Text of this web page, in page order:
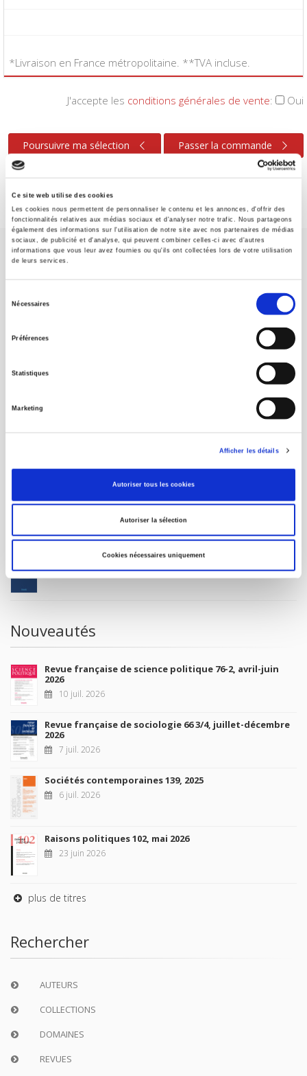
Ce site web utilise des cookies
Les cookies nous permettent de personnaliser le contenu et les annonces, d'offrir des
fonctionnalités relatives aux médias sociaux et d'analyser notre trafic. Nous partageons
également des informations sur l'utilisation de notre site avec nos partenaires de médias
sociaux, de publicité et d'analyse, qui peuvent combiner celles-ci avec d'autres
informations que vous leur avez fournies ou qu'ils ont collectées lors de votre utilisation
de leurs services.
Nécessaires
Préférences
Statistiques
Marketing
Afficher les détails
Autoriser tous les cookies
Autoriser la sélection
Cookies nécessaires uniquement
*Livraison en France métropolitaine. **TVA incluse.
J'accepte les conditions générales de vente: Oui
Poursuivre ma sélection Passer la commande
Maison d'édition dédiée aux sciences humaines et sociales, les
Presses de Sciences Po participent depuis leur création en 1976
à la transmission des savoirs et des idées
FOREIGN RIGHTS
POUR LES LIBRAIRES
MON COMPTE
La France et l'Union européenne
4 sept. 2026
Nouveautés
Revue française de science politique 76-2, avril-juin
2026
10 juil. 2026
Revue française de sociologie 66 3/4, juillet-décembre
2026
7 juil. 2026
Sociétés contemporaines 139, 2025
6 juil. 2026
Raisons politiques 102, mai 2026
23 juin 2026
plus de titres
Rechercher
AUTEURS
COLLECTIONS
DOMAINES
REVUES